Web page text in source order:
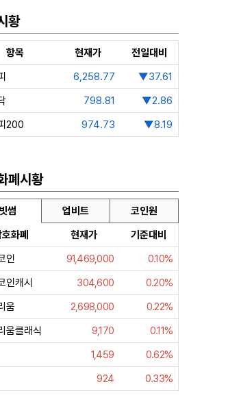
황
항목 현재가
전일대비
6,258.77
▼37.61
798.81
▼2.86
200
974.73 ▼8.19
폐시황
빗썸 업비트
코인원
화폐
현재가
기준대비
인
91,469,000
0.10%
인캐시
304,600
0.20%
움
2,698,000
0.22%
움클래식
9,170
0.11%
1,459
0.62%
924 0.33%